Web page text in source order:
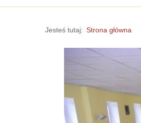
Jesteś tutaj: Strona główna